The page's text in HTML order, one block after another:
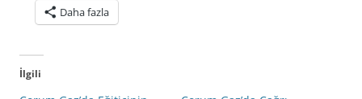
Daha fazla
İlgili